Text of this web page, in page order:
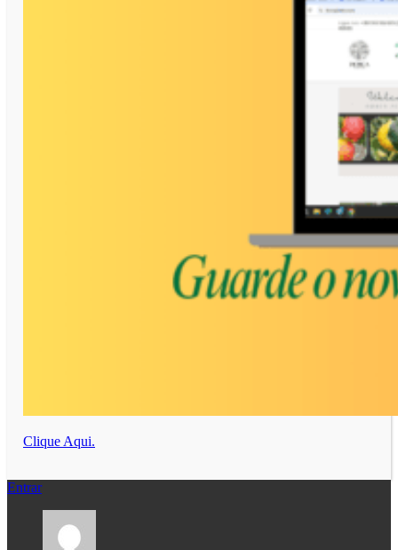
Clique Aqui.
Entrar